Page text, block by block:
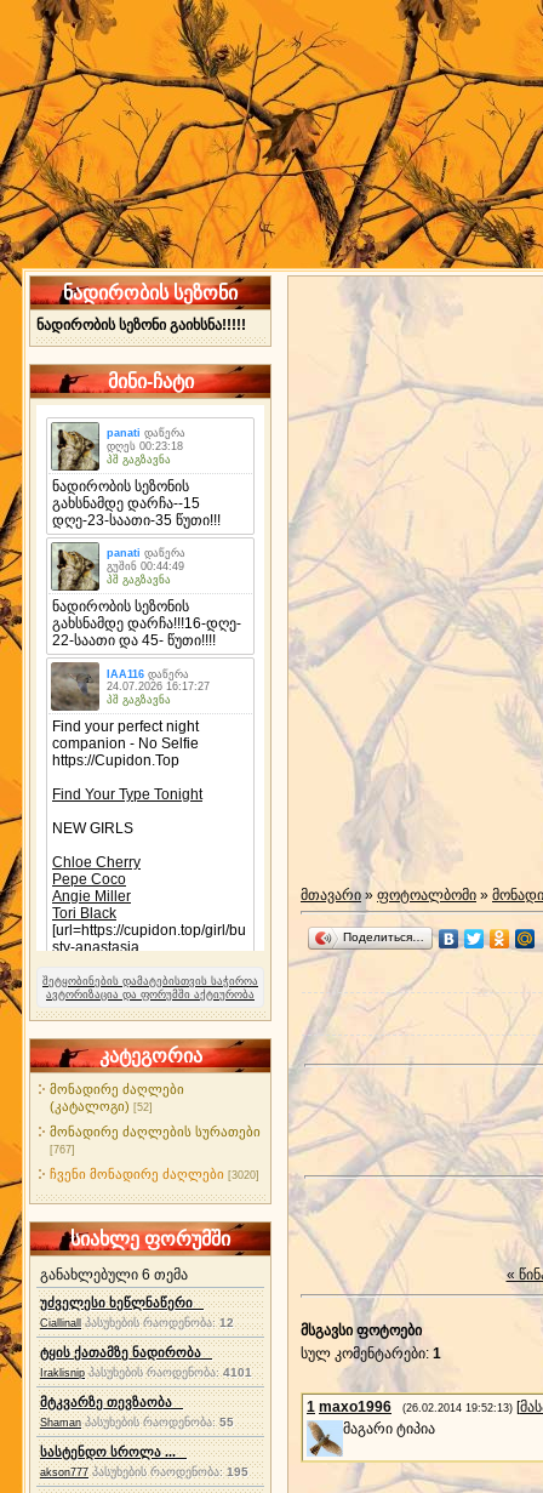
ნადირობის სეზონი
ნადირობის სეზონი გაიხსნა!!!!!
მინი-ჩატი
შეტყობინების დამატებისთვის საჭიროა
ავტორიზაცია და ფორუმში აქტიურობა
კატეგორია
მონადირე ძაღლები
(კატალოგი) [52]
მონადირე ძაღლების სურათები
[767]
ჩვენი მონადირე ძაღლები [3020]
სიახლე ფორუმში
განახლებული 6 თემა
უძველესი ხეწლნაწერი
Ciallinall პასუხების რაოდენობა:12
ტყის ქათამზე ნადირობა
Iraklisnip პასუხების რაოდენობა: 4101
მტკვარზე თევზაობა
Shaman პასუხების რაოდენობა:55
სასტენდო სროლა ...
akson777 პასუხების რაოდენობა:195
მთავარი » ფოტოალბომი »
Поделиться…
«
მსგავსი ფოტოები
სულ კომენტარები: 1
1 maxo1996 (26.02.2014 19:52:13) [
მაგარი ტიპია